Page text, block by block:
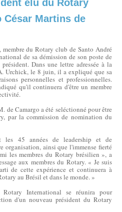
élu du Rotary
Martins de
du Rotary club de Santo André
de sa démission de son poste de
Dans une lettre adressée à la
Urchick, le 8 juin, il a expliqué que sa
personnelles et professionnelles.
qu'il continuera d'être un membre
de Camargo a été seléctionné pour être
par la commission de nomination du
les 45 années de leadership et de
organisation, ainsi que l'immense fierté
les membres du Rotary brésilien », a
aux membres du Rotary. « Je suis
de cette expérience et continuera à
au Brésil et dans le monde. »
International se réunira pour
d'un nouveau président du Rotary